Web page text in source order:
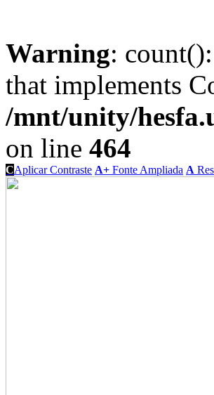
Warning:
that implements
/mnt/unity/
on line 464
CAplicar Contraste A+ Fonte Ampliada A